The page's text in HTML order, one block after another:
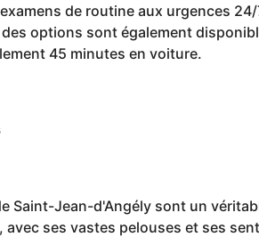
de routine aux urgences
options sont également
45 minutes en voiture.
Saint-Jean-d'Angély sont un
avec ses vastes pelouses et ses